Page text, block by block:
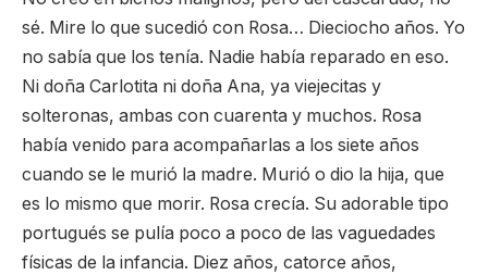
sé. Mire lo que sucedió con Rosa… Dieciocho años. Yo
no sabía que los tenía. Nadie había reparado en eso.
Ni doña Carlotita ni doña Ana, ya viejecitas y
solteronas, ambas con cuarenta y muchos. Rosa
había venido para acompañarlas a los siete años
cuando se le murió la madre. Murió o dio la hija, que
es lo mismo que morir. Rosa crecía. Su adorable tipo
portugués se pulía poco a poco de las vaguedades
físicas de la infancia. Diez años, catorce años,